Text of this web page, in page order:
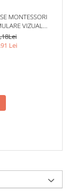
MONTESSORI
VIZUALA
PENTRU
3-6 LUNI
Lei